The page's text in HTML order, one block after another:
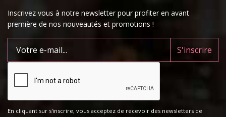
Inscrivez vous à notre newsletter pour profiter en avant
première de nos nouveautés et promotions !
En cliquant sur s'inscrire, vous acceptez de recevoir des newsletters de